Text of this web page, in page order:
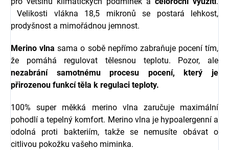
Velikosti vlákna 18,5 mikronů se postará lehkost,
prodyšnost a mimořádnou jemnost.
Merino vlna sama o sobě nepřímo zabraňuje pocení tím,
že pomáhá regulovat tělesnou teplotu. Pozor, ale
nezabrání samotnému procesu pocení, který je
přirozenou funkcí těla k regulaci teploty.
100% super měkká merino vlna zaručuje maximální
pohodlí a tepelný komfort. Merino vlna je hypoalergenní a
odolná proti bakteriím, takže se nemusíte obávat o
citlivou pokožku vašeho miminka.